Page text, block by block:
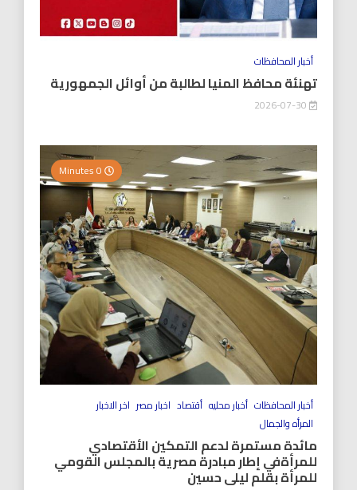
أخبار المحافظات
تهنئة محافظ المنيا لطالبة من أوائل الجمهورية
أخبار المحافظات أخبار محليه أقتصاد اخبار مصر اخر الاخبار
المرأه والجمال
مائدة مستمرة لدعم التمكين الأقتصادي
للمرأةفي إطار مبادرة مصرية بالمجلس القومي
للمرأة بقلم ليلى حسين